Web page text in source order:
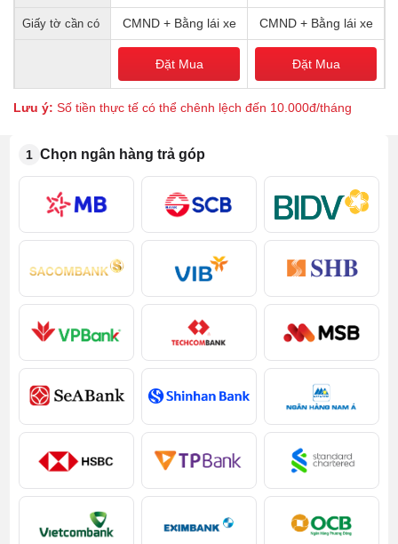
Giấy tờ cần có CMND + Bằng lái xe CMND + Bằng lái xe
Đặt Mua Đặt Mua
Lưu ý: Số tiền thực tế có thể chênh lệch đến 10.000đ/tháng
1 Chọn ngân hàng trả góp